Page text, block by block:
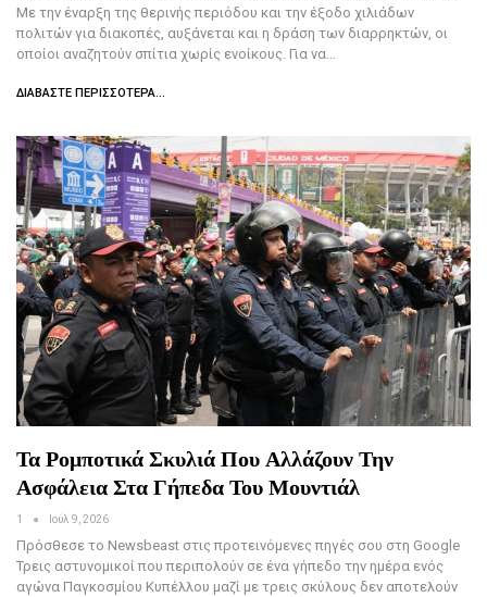
Με την έναρξη της θερινής περιόδου και την έξοδο χιλιάδων
πολιτών για διακοπές, αυξάνεται και η δράση των διαρρηκτών, οι
οποίοι αναζητούν σπίτια χωρίς ενοίκους. Για να…
ΔΙΑΒΆΣΤΕ ΠΕΡΙΣΣΌΤΕΡΑ...
Τα Ρομποτικά Σκυλιά Που Αλλάζουν Την
Ασφάλεια Στα Γήπεδα Του Μουντιάλ
1 Ιούλ 9, 2026
Πρόσθεσε το Newsbeast στις προτεινόμενες πηγές σου στη Google
Τρεις αστυνομικοί που περιπολούν σε ένα γήπεδο την ημέρα ενός
αγώνα Παγκοσμίου Κυπέλλου μαζί με τρεις σκύλους δεν αποτελούν